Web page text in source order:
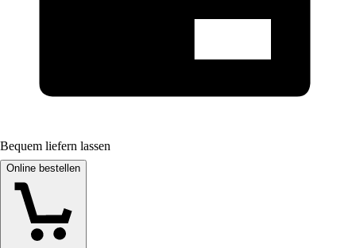
Bequem liefern lassen
Online bestellen